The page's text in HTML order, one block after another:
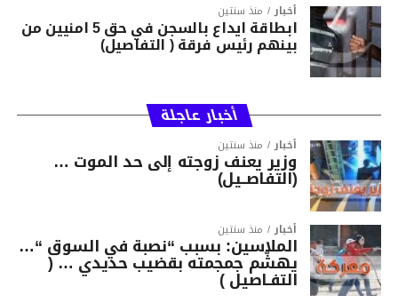
أخبار منذ سنتين
ابطاقة ايداع بالسجن في حق 5 امنيين من
بينهم رئيس فرقة ( التفاصيل)
أخبار عاجلة
أخبار منذ سنتين
وزير يعنف زوجته إلى حد الموت …
(التفاصــيل)
أخبار منذ سنتين
الملاسين: بسبب “نصبة في السوق “…
يهشّم جمجمته بقضيب حديدي … (
التفـاصيل )